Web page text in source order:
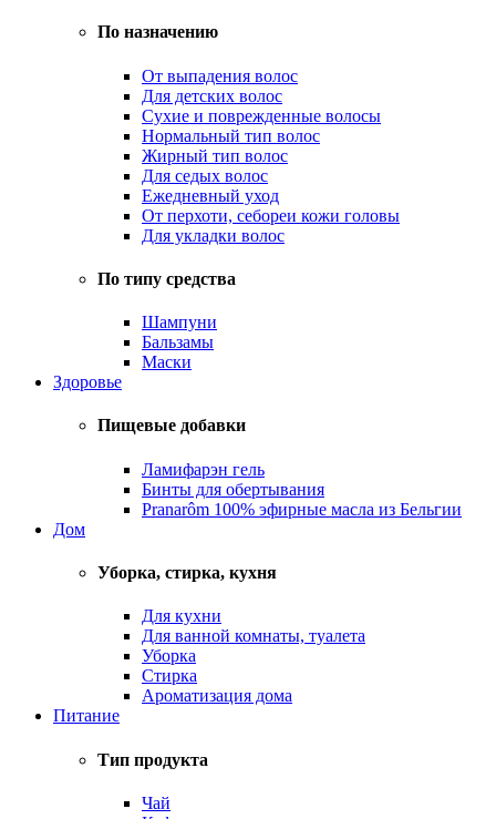
По назначению
От выпадения волос
Для детских волос
Сухие и поврежденные волосы
Нормальный тип волос
Жирный тип волос
Для седых волос
Ежедневный уход
От перхоти, себореи кожи головы
Для укладки волос
По типу средства
Шампуни
Бальзамы
Маски
Здоровье
Пищевые добавки
Ламифарэн гель
Бинты для обертывания
Pranarôm 100% эфирные масла из Бельгии
Дом
Уборка, стирка, кухня
Для кухни
Для ванной комнаты, туалета
Уборка
Стирка
Ароматизация дома
Питание
Тип продукта
Чай